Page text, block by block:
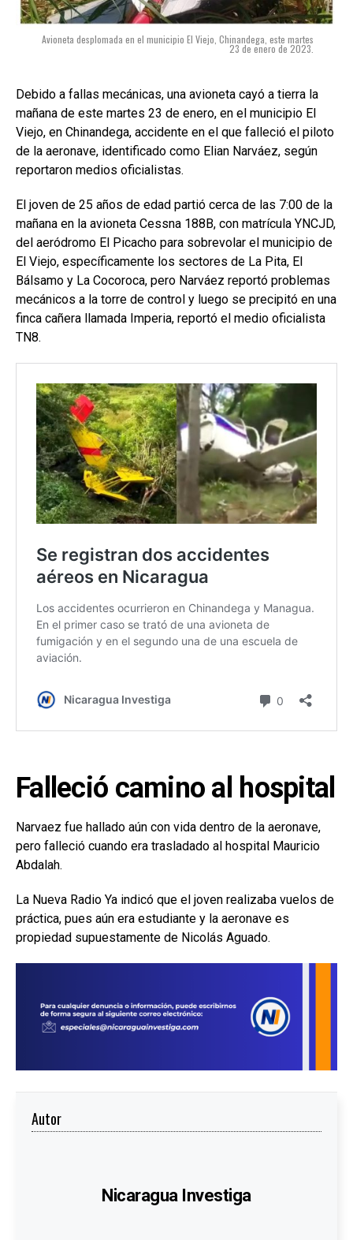
Avioneta desplomada en el municipio El Viejo, Chinandega, este martes
23 de enero de 2023.
Debido a fallas mecánicas, una avioneta cayó a tierra la
mañana de este martes 23 de enero, en el municipio El
Viejo, en Chinandega, accidente en el que falleció el piloto
de la aeronave, identificado como Elian Narváez, según
reportaron medios oficialistas.
El joven de 25 años de edad partió cerca de las 7:00 de la
mañana en la avioneta Cessna 188B, con matrícula YNCJD,
del aeródromo El Picacho para sobrevolar el municipio de
El Viejo, específicamente los sectores de La Pita, El
Bálsamo y La Cocoroca, pero Narváez reportó problemas
mecánicos a la torre de control y luego se precipitó en una
finca cañera llamada Imperia, reportó el medio oficialista
TN8.
Falleció camino al hospital
Narvaez fue hallado aún con vida dentro de la aeronave,
pero falleció cuando era trasladado al hospital Mauricio
Abdalah.
La Nueva Radio Ya indicó que el joven realizaba vuelos de
práctica, pues aún era estudiante y la aeronave es
propiedad supuestamente de Nicolás Aguado.
Autor
Nicaragua Investiga